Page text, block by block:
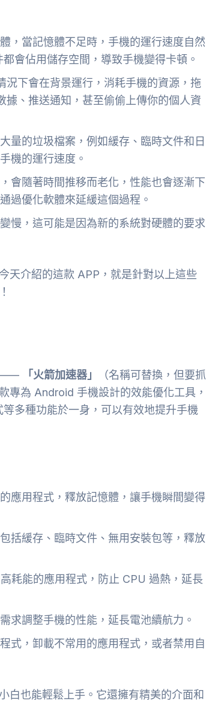
，當記憶體不足時，手機的運行速度自然
會佔用儲存空間，導致手機變得卡頓。
況下會在背景運行，消耗手機的資源，拖
、推送通知，甚至偷偷上傳你的個人資
量的垃圾檔案，例如緩存、臨時文件和日
機的運行速度。
會隨著時間推移而老化，性能也會逐漸下
過優化軟體來延緩這個過程。
慢，這可能是因為新的系統對硬體的要求
天介紹的這款 APP，就是針對以上這些
—— 「火箭加速器」
（名稱可替換，但要抓
專為 Android 手機設計的效能優化工具，
多種功能於一身，可以有效地提升手機
應用程式，釋放記憶體，讓手機瞬間變得
括緩存、臨時文件、無用安裝包等，釋放
耗能的應用程式，防止 CPU 過熱，延長
求調整手機的性能，延長電池續航力。
式，卸載不常用的應用程式，或者禁用自
白也能輕鬆上手。它還擁有精美的介面和